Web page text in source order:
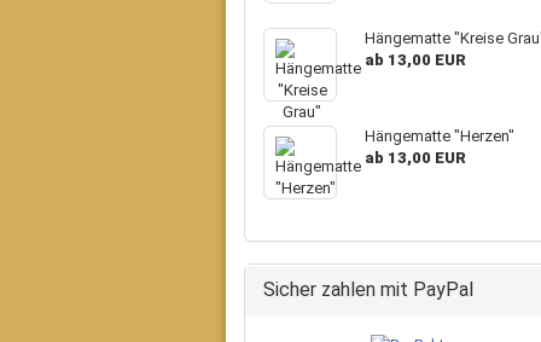
Hängematte "Kreise
ab 13,00 EUR
Hängematte "Herzen"
ab 13,00 EUR
Sicher zahlen mit PayPal